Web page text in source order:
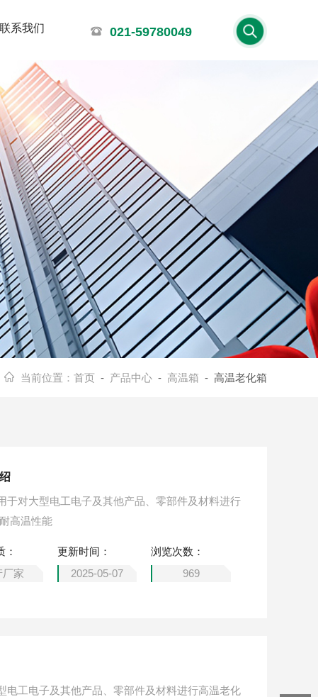
联系我们 021-59780049
当前位置： 首页 - 产品中心 - 高温箱 - 高温老化箱
于对大型电工电子及其他产品、零部件及材料进行
高温性能
：
厂家
更新时间：
2025-05-07
浏览次数：
969
电工电子及其他产品、零部件及材料进行高温老化